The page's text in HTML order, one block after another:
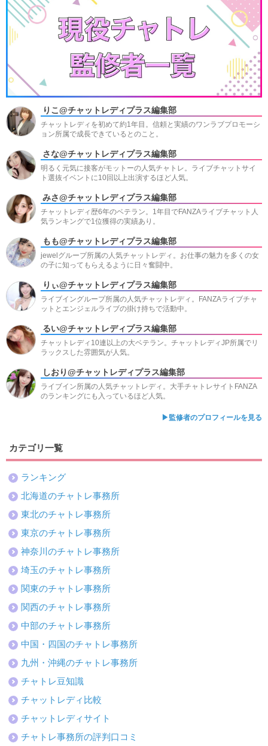
りこ@チャットレディプラス編集部
チャットレディを初めて約1年目。信頼と実績のワンラブプロモーシ
ョン所属で成長できているとのこと。
さな@チャットレディプラス編集部
明るく元気に接客がモットーの人気チャトレ。ライブチャットサイ
ト選抜イベントに10回以上出演するほど人気。
みさ@チャットレディプラス編集部
チャットレディ歴6年のベテラン。1年目でFANZAライブチャット人
気ランキングで1位獲得の実績あり。
もも@チャットレディプラス編集部
jewelグループ所属の人気チャットレディ。お仕事の魅力を多くの女
の子に知ってもらえるように日々奮闘中。
りぃ@チャットレディプラス編集部
ライブイングループ所属の人気チャットレディ。FANZAライブチャ
ットとエンジェルライブの掛け持ちで活動中。
るい@チャットレディプラス編集部
チャットレディ10連以上の大ベテラン。チャットレディJP所属でリ
ラックスした雰囲気が人気。
しおり@チャットレディプラス編集部
ライブイン所属の人気チャットレディ。大手チャトレサイトFANZA
のランキングにも入っているほど人気。
▶監修者のプロフィールを見る
カテゴリ一覧
ランキング
北海道のチャトレ事務所
東北のチャトレ事務所
東京のチャトレ事務所
神奈川のチャトレ事務所
埼玉のチャトレ事務所
関東のチャトレ事務所
関西のチャトレ事務所
中部のチャトレ事務所
中国・四国のチャトレ事務所
九州・沖縄のチャトレ事務所
チャトレ豆知識
チャットレディ比較
チャットレディサイト
チャトレ事務所の評判口コミ